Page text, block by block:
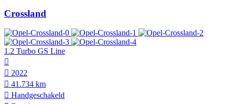
Crossland
1.2 Turbo GS Line
2022
41.734 km
Hand­geschakeld